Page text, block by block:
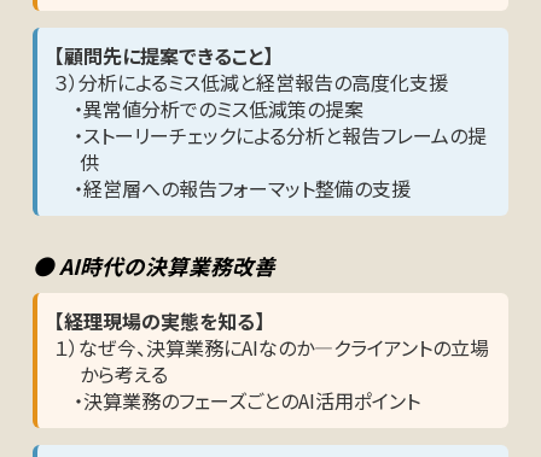
【顧問先に提案できること】
３）分析によるミス低減と経営報告の高度化支援
・異常値分析でのミス低減策の提案
・ストーリーチェックによる分析と報告フレームの提
供
・経営層への報告フォーマット整備の支援
● AI時代の決算業務改善
【経理現場の実態を知る】
１）なぜ今、決算業務にAIなのか―クライアントの立場
から考える
・決算業務のフェーズごとのAI活用ポイント